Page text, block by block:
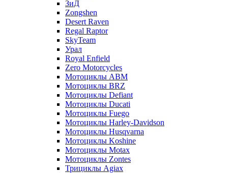
ЗиД
Zongshen
Desert Raven
Regal Raptor
SkyTeam
Урал
Royal Enfield
Zero Motorcycles
Мотоциклы ABM
Мотоциклы BRZ
Мотоциклы Defiant
Мотоциклы Ducati
Мотоциклы Fuego
Мотоциклы Harley-Davidson
Мотоциклы Husqvarna
Мотоциклы Koshine
Мотоциклы Motax
Мотоциклы Zontes
Трициклы Agiax